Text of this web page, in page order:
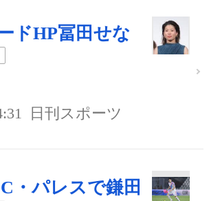
ドHP冨田せな
日刊スポーツ
・パレスで鎌田